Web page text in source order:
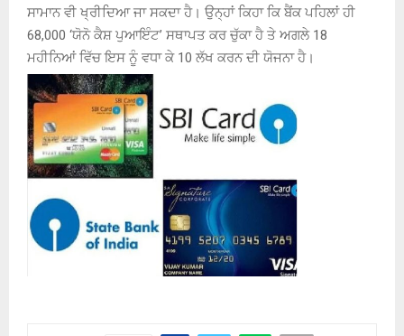
ਸਾਮਾਨ ਵੀ ਖ੍ਰੀਦਿਆ ਜਾ ਸਕਦਾ ਹੈ। ਉਨ੍ਹਾਂ ਕਿਹਾ ਕਿ ਬੈਂਕ ਪਹਿਲਾਂ ਹੀ
68,000 ‘ਯੋਨੋ ਕੈਸ਼ ਪੁਆਇੰਟ’ ਸਥਾਪਤ ਕਰ ਚੁੱਕਾ ਹੈ ਤੇ ਅਗਲੇ 18
ਮਹੀਨਿਆਂ ਵਿੱਚ ਇਸ ਨੂੰ ਵਧਾ ਕੇ 10 ਲੱਖ ਕਰਨ ਦੀ ਯੋਜਨਾ ਹੈ।